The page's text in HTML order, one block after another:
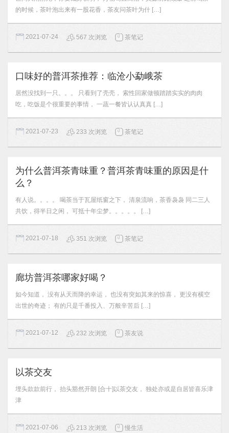
的时候，茶叶泡出来有一股花香，茶友问茶叶为什 […]
2021-07-24 567 次浏览 茶笔记
口味好的普洱茶推荐：临沧小勐峨茶
居然没找到一只。。。 只看到了壳壳， 索性回家做顿踏踏实实的肉肉
吃，吃饭是个很重要的事情， 一蔬一餐皆认认真真 […]
2021-07-23 233 次浏览 茶笔记
为什么普洱茶青味重？普洱茶青味重的原因是什
么？
有人说。。。。 喝茶当于瓦屋纸窗之下， 清泉流响，茶香袅袅 同二三人
共饮，得半日之闲， 可抵十年尘梦。。。。。 […]
2021-07-18 351 次浏览 茶笔记
廊坊普洱茶哪家好喝？
如今知道， 没有从天而降的幸运， 也没有突如其来的惊喜， 更没有横空
出世的奇迹； 有的只是千番投入、万般辛苦后 […]
2021-07-12 232 次浏览 茶友说
以茶交友
埋头款款前行， 抬头豁然开朗 [合十]以茶交友， 独处亦或是自居皆喜乐津
津
2021-07-06 213 次浏览 慢生活